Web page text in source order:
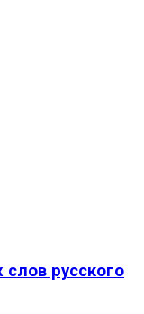
русского